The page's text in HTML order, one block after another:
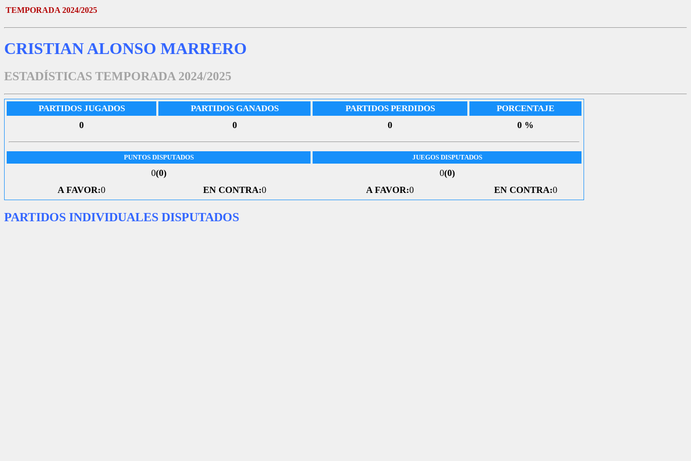
TEMPORADA 2024/2025
CRISTIAN ALONSO MARRERO
ESTADÍSTICAS TEMPORADA 2024/2025
PARTIDOS JUGADOS PARTIDOS GANADOS PARTIDOS PERDIDOS PORCENTAJE
0 0 0 0 %
PUNTOS DISPUTADOS JUEGOS DISPUTADOS
0(0) 0(0)
A FAVOR:0 EN CONTRA:0 A FAVOR:0 EN CONTRA:0
PARTIDOS INDIVIDUALES DISPUTADOS